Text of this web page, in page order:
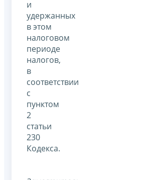
и
удержанных
в этом
налоговом
периоде
налогов,
в
соответствии
с
пунктом
2
статьи
230
Кодекса.